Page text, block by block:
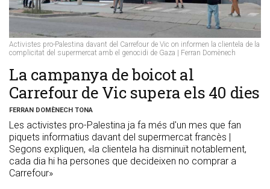
Activistes pro-Palestina davant del Carrefour de Vic on informen la clientela de la
complicitat del supermercat amb el genocidi de Gaza | Ferran Domènech
​La campanya de boicot al
Carrefour de Vic supera els 40 dies
FERRAN DOMÈNECH TONA
Les activistes pro-Palestina ja fa més d'un mes que fan
piquets informatius davant del supermercat francès |
Segons expliquen, «la clientela ha disminuït notablement,
cada dia hi ha persones que decideixen no comprar a
Carrefour»